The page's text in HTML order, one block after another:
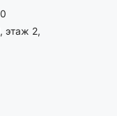
этаж 2,